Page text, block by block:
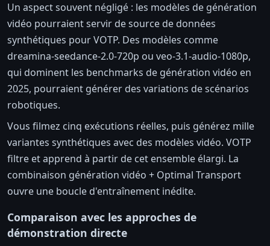
Un aspect souvent négligé : les modèles de génération
vidéo pourraient servir de source de données
synthétiques pour VOTP. Des modèles comme
dreamina-seedance-2.0-720p ou veo-3.1-audio-1080p,
qui dominent les benchmarks de génération vidéo en
2025, pourraient générer des variations de scénarios
robotiques.
Vous filmez cinq exécutions réelles, puis générez mille
variantes synthétiques avec des modèles vidéo. VOTP
filtre et apprend à partir de cet ensemble élargi. La
combinaison génération vidéo + Optimal Transport
ouvre une boucle d'entraînement inédite.
Comparaison avec les approches de
démonstration directe